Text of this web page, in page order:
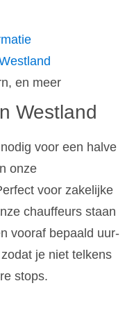
en meer
Westland
voor een halve
onze
voor zakelijke
chauffeurs staan
vooraf bepaald uur-
je niet telkens
stops.